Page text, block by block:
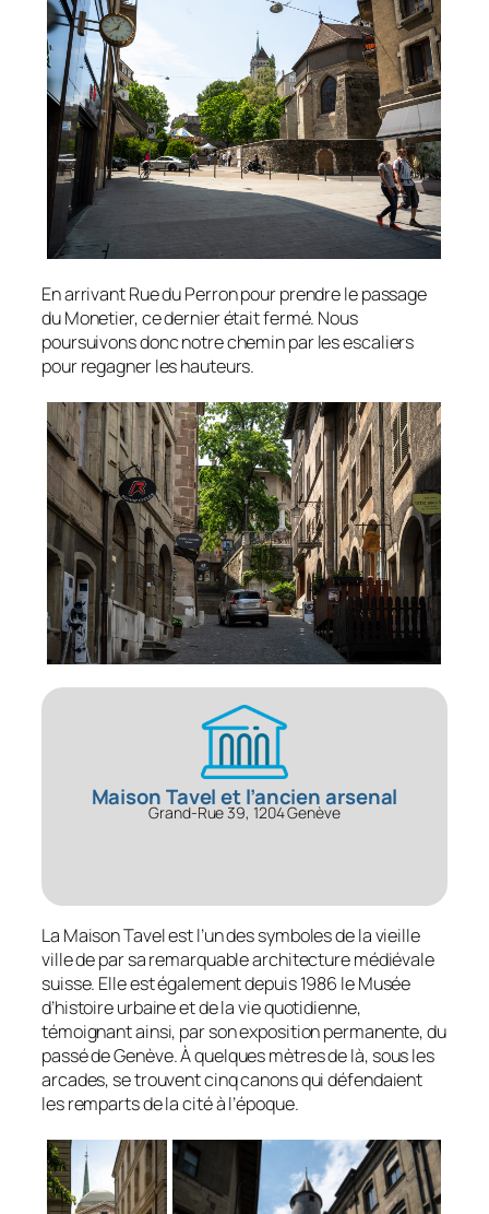
En arrivant Rue du Perron pour prendre le passage
du Monetier, ce dernier était fermé. Nous
poursuivons donc notre chemin par les escaliers
pour regagner les hauteurs.
Maison Tavel et l’ancien arsenal
Grand-Rue 39, 1204 Genève
La Maison Tavel est l’un des symboles de la vieille
ville de par sa remarquable architecture médiévale
suisse. Elle est également depuis 1986 le Musée
d’histoire urbaine et de la vie quotidienne,
témoignant ainsi, par son exposition permanente, du
passé de Genève. À quelques mètres de là, sous les
arcades, se trouvent cinq canons qui défendaient
les remparts de la cité à l’époque.